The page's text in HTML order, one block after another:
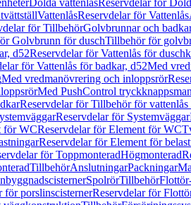
Dolda vattenlåsReservdelar för
VattenlåsReservdelar för Vattenlås
för TillbehörGolvbrunnar och
Golvbrunn för duschTillbehör för
d52Reservdelar för Vattenlås för
för Vattenlås för badkar, d52Med
Med vredmanövrering och inloppsrör
Med PushControl
Reservdelar för Tillbehör för
Reservdelar för Systemväggar
för WCReservdelar för Element för WC
Reservdelar för Element för
för ToppmonteradHögmonterad
TillbehörAnslutningarPackningar
SpolrörTillbehör
för porslinscisternerReservdelar för